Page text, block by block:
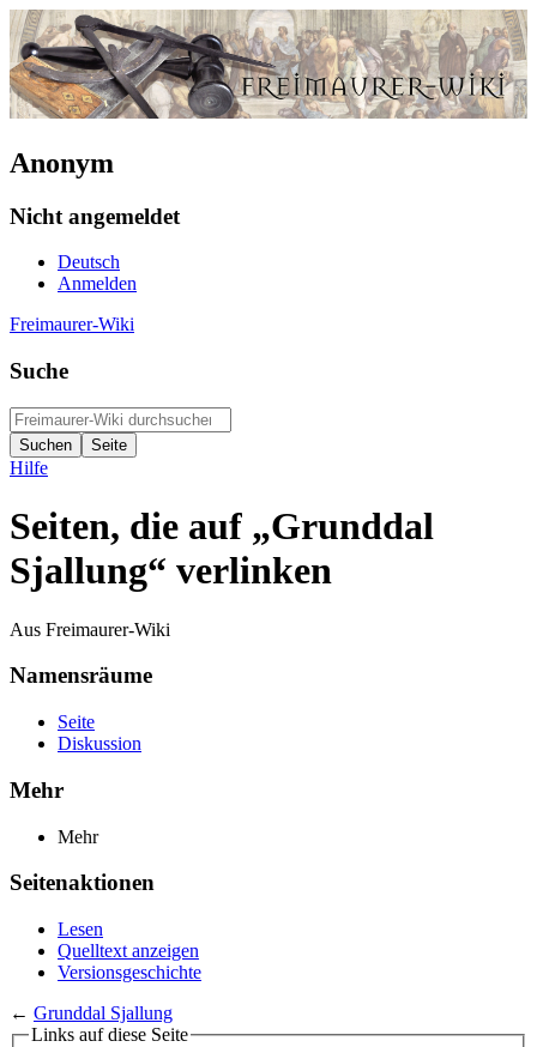
Anonym
Nicht angemeldet
Deutsch
Anmelden
Freimaurer-Wiki
Suche
Hilfe
Seiten, die auf „Grunddal
Sjallung“ verlinken
Aus Freimaurer-Wiki
Namensräume
Seite
Diskussion
Mehr
Mehr
Seitenaktionen
Lesen
Quelltext anzeigen
Versionsgeschichte
← Grunddal Sjallung
Links auf diese Seite